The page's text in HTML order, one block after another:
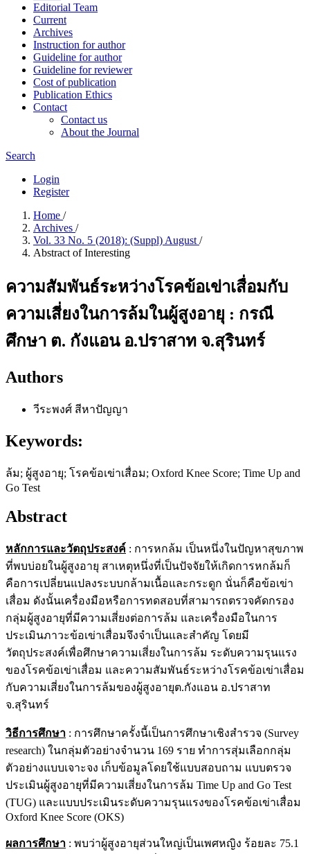
Editorial Team
Current
Archives
Instruction for author
Guideline for author
Guideline for reviewer
Cost of publication
Publication Ethics
Contact
Contact us
About the Journal
Search
Login
Register
Home /
Archives /
Vol. 33 No. 5 (2018): (Suppl) August /
Abstract of Interesting
ความสัมพันธ์ระหว่างโรคข้อเข่าเสื่อมกับ
ความเสี่ยงในการล้มในผู้สูงอายุ : กรณี
ศึกษา ต. กังแอน อ.ปราสาท จ.สุรินทร์
Authors
วีระพงศ์ สีหาปัญญา
Keywords:
ล้ม; ผู้สูงอายุ; โรคข้อเข่าเสื่อม; Oxford Knee Score; Time Up and
Go Test
Abstract
หลักการและวัตถุประสงค์ : การหกล้ม เป็นหนึ่งในปัญหาสุขภาพ
ที่พบบ่อยในผู้สูงอายุ สาเหตุหนึ่งที่เป็นปัจจัยให้เกิดการหกล้มก็
คือการเปลี่ยนแปลงระบบกล้ามเนื้อและกระดูก นั่นก็คือข้อเข่า
เสื่อม ดังนั้นเครื่องมือหรือการทดสอบที่สามารถตรวจคัดกรอง
กลุ่มผู้สูงอายุที่มีความเสี่ยงต่อการล้ม และเครื่องมือในการ
ประเมินภาวะข้อเข่าเสื่อมจึงจําเป็นและสําคัญ โดยมี
วัตถุประสงค์เพื่อศึกษาความเสี่ยงในการล้ม ระดับความรุนแรง
ของโรคข้อเข่าเสื่อม และความสัมพันธ์ระหว่างโรคข้อเข่าเสื่อม
กับความเสี่ยงในการล้มของผู้สูงอายุต.กังแอน อ.ปราสาท
จ.สุรินทร์
วิธีการศึกษา : การศึกษาครั้งนี้เป็นการศึกษาเชิงสำรวจ (Survey
research) ในกลุ่มตัวอย่างจำนวน 169 ราย ทำการสุ่มเลือกกลุ่ม
ตัวอย่างแบบเจาะจง เก็บข้อมูลโดยใช้แบบสอบถาม แบบตรวจ
ประเมินผู้สูงอายุที่มีความเสี่ยงในการล้ม Time Up and Go Test
(TUG) และแบบประเมินระดับความรุนแรงของโรคข้อเข่าเสื่อม
Oxford Knee Score (OKS)
ผลการศึกษา : พบว่าผู้สูงอายุส่วนใหญ่เป็นเพศหญิง ร้อยละ 75.1